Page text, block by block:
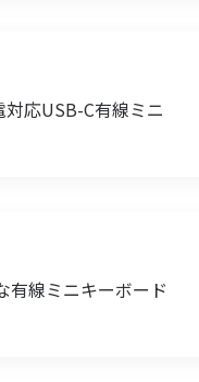
応USB-C有線ミニ
有線ミニキーボード